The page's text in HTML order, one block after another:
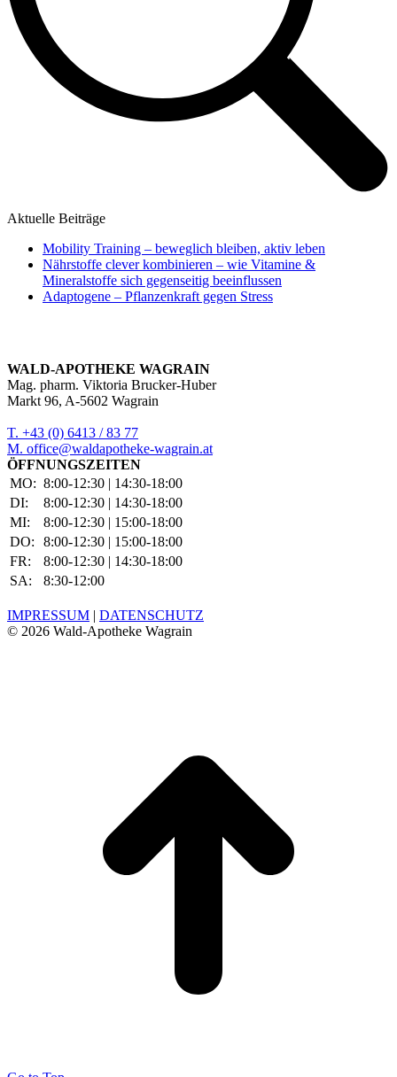
Aktuelle Beiträge
Mobility Training – beweglich bleiben, aktiv leben
Nährstoffe clever kombinieren – wie Vitamine &
Mineralstoffe sich gegenseitig beeinflussen
Adaptogene – Pflanzenkraft gegen Stress
WALD-APOTHEKE WAGRAIN
Mag. pharm. Viktoria Brucker-Huber
Markt 96, A-5602 Wagrain
T. +43 (0) 6413 / 83 77
M. office@waldapotheke-wagrain.at
ÖFFNUNGSZEITEN
MO: 8:00-12:30 | 14:30-18:00
DI:
8:00-12:30 | 14:30-18:00
MI:
8:00-12:30 | 15:00-18:00
DO:
8:00-12:30 | 15:00-18:00
FR:
8:00-12:30 | 14:30-18:00
SA:
8:30-12:00
IMPRESSUM | DATENSCHUTZ
© 2026 Wald-Apotheke Wagrain